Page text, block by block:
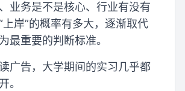
业务是不是核心、行业有没有
上岸”的概率有多大，逐渐取代
最重要的判断标准。
广告，大学期间的实习几乎都
。